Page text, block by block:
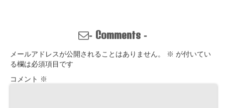
関係改善方法
はここにある
- Comments-
メールアドレスが公開されることはありません。 ※ が付いてい
る欄は必須項目です
コメント ※